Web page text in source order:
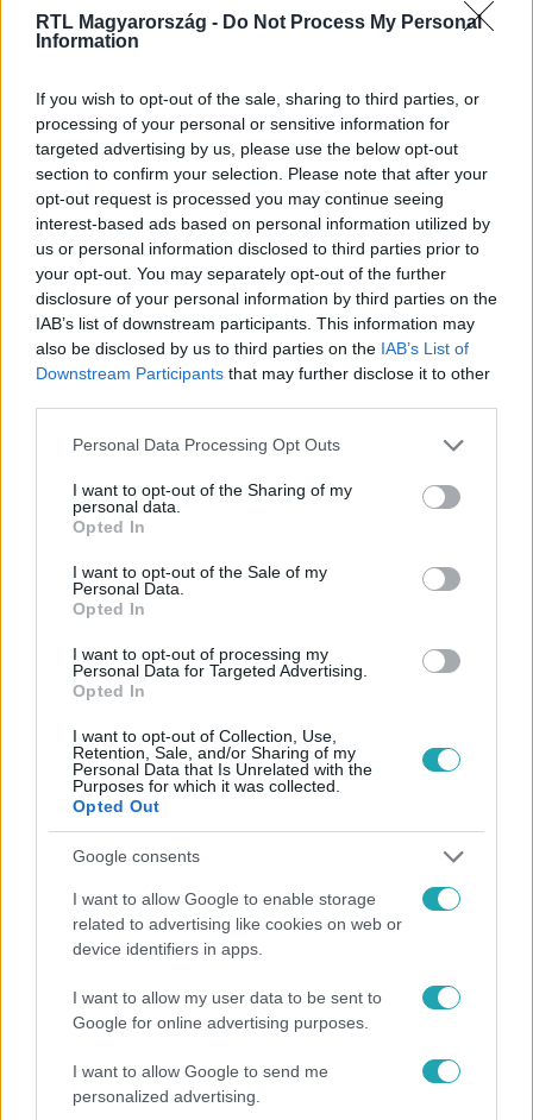
RTL Magyarország - Do Not Process My Personal
Information
If you wish to opt-out of the sale, sharing to third parties, or
processing of your personal or sensitive information for
targeted advertising by us, please use the below opt-out
section to confirm your selection. Please note that after your
opt-out request is processed you may continue seeing
interest-based ads based on personal information utilized by
us or personal information disclosed to third parties prior to
your opt-out. You may separately opt-out of the further
disclosure of your personal information by third parties on the
IAB’s list of downstream participants. This information may
also be disclosed by us to third parties on the IAB’s List of
Downstream Participants that may further disclose it to other
Please note that this website/app uses one or more Google
not limited to your visit or usage behaviour. You may click to
grant or deny consent to Google and its third-party tags to
use your data for below specified purposes in below Google
consent section.
Personal Data Processing Opt Outs
I want to opt-out of the Sharing of my
personal data.
Opted In
I want to opt-out of the Sale of my
Personal Data.
Opted In
I want to opt-out of processing my
Personal Data for Targeted Advertising.
Opted In
I want to opt-out of Collection, Use,
Retention, Sale, and/or Sharing of my
Personal Data that Is Unrelated with the
Purposes for which it was collected.
Opted Out
Google consents
I want to allow Google to enable storage
related to advertising like cookies on web or
device identifiers in apps.
I want to allow my user data to be sent to
Google for online advertising purposes.
I want to allow Google to send me
personalized advertising.
2023. november 15. 15:51
Feltámasztja a kormány a letelepedési
kötvényeket: ha van pénze a bevándorlónak, akkor
jöhet
Egy törvénytervezet szerint vendégbefektetői vízumot
közötti összeget fizetnek be különböző jogcímeken.
2023. szeptember 7. 19:57
Kína betiltaná a „nemzeti érzelmeket sértő”
ruhákat
jogsértésnek.